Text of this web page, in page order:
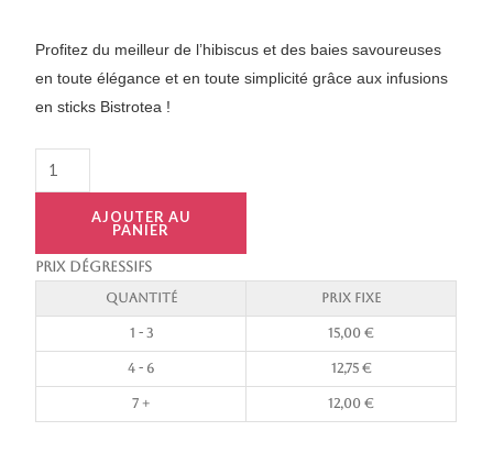
Profitez du meilleur de l’hibiscus et des baies savoureuses
en toute élégance et en toute simplicité grâce aux infusions
en sticks Bistrotea !
Infusion
Rouges
sticks)
AJOUTER AU
PANIER
PRIX DÉGRESSIFS
Quantité Prix fixe
1 - 3 15,00€
4 - 6 12,75 €
7 + 12,00€